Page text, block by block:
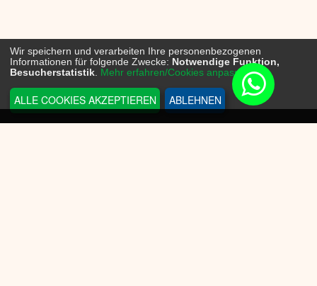
Wir speichern und verarbeiten Ihre personenbezogenen
Informationen für folgende Zwecke: Notwendige Funktion,
Besucherstatistik Mehr erfahren/Cookies anpassen...
ALLE COOKIES AKZEPTIEREN ABLEHNEN